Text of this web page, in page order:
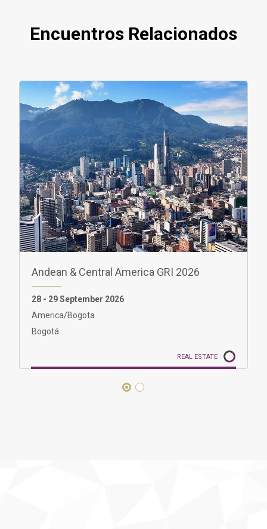
Encuentros Relacionados
Latin America GRI Real Estate 2026 Miami
Edition
17 - 19 November
Miami
REAL ESTATE